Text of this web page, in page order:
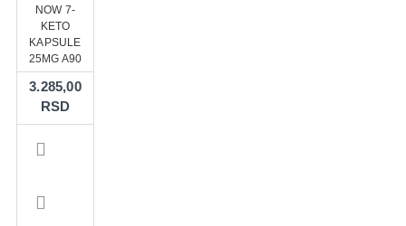
NOW 7-
KETO
KAPSULE
25MG A90
3.285,00
RSD